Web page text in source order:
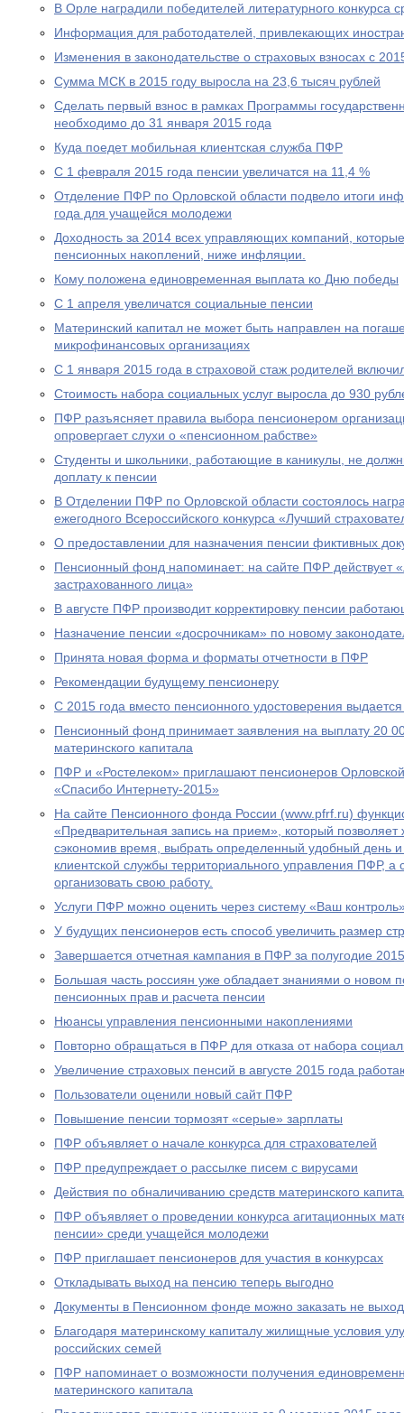
В Орле наградили победителей литературного конкурса
Информация для работодателей, привлекающих
Изменения в законодательстве о страховых взносах с
Сумма МСК в 2015 году выросла на 23,6 тысяч рублей
Сделать первый взнос в рамках Программы
необходимо до 31 января 2015 года
Куда поедет мобильная клиентская служба ПФР
С 1 февраля 2015 года пенсии увеличатся на 11,4 %
Отделение ПФР по Орловской области подвело итоги
года для учащейся молодежи
Доходность за 2014 всех управляющих компаний,
пенсионных накоплений, ниже инфляции.
Кому положена единовременная выплата ко Дню победы
С 1 апреля увеличатся социальные пенсии
Материнский капитал не может быть направлен на
микрофинансовых организациях
С 1 января 2015 года в страховой стаж родителей
Стоимость набора социальных услуг выросла до 930
ПФР разъясняет правила выбора пенсионером
опровергает слухи о «пенсионном рабстве»
Студенты и школьники, работающие в каникулы, не
доплату к пенсии
В Отделении ПФР по Орловской области состоялось
ежегодного Всероссийского конкурса «Лучший
О предоставлении для назначения пенсии фиктивных
Пенсионный фонд напоминает: на сайте ПФР действует
застрахованного лица»
В августе ПФР производит корректировку пенсии
Назначение пенсии «досрочникам» по новому
Принята новая форма и форматы отчетности в ПФР
Рекомендации будущему пенсионеру
С 2015 года вместо пенсионного удостоверения выдается
Пенсионный фонд принимает заявления на выплату 20
материнского капитала
ПФР и «Ростелеком» приглашают пенсионеров Орловской
«Спасибо Интернету-2015»
На сайте Пенсионного фонда России (www.pfrf.ru)
«Предварительная запись на прием», который
сэкономив время, выбрать определенный удобный день
клиентской службы территориального управления ПФР,
организовать свою работу.
Услуги ПФР можно оценить через систему «Ваш
У будущих пенсионеров есть способ увеличить размер
Завершается отчетная кампания в ПФР за полугодие
Большая часть россиян уже обладает знаниями о новом
пенсионных прав и расчета пенсии
Нюансы управления пенсионными накоплениями
Повторно обращаться в ПФР для отказа от набора
Увеличение страховых пенсий в августе 2015 года
Пользователи оценили новый сайт ПФР
Повышение пенсии тормозят «серые» зарплаты
ПФР объявляет о начале конкурса для страхователей
ПФР предупреждает о рассылке писем с вирусами
Действия по обналичиванию средств материнского
ПФР объявляет о проведении конкурса агитационных
пенсии» среди учащейся молодежи
ПФР приглашает пенсионеров для участия в конкурсах
Откладывать выход на пенсию теперь выгодно
Документы в Пенсионном фонде можно заказать не
Благодаря материнскому капиталу жилищные условия
российских семей
ПФР напоминает о возможности получения
материнского капитала